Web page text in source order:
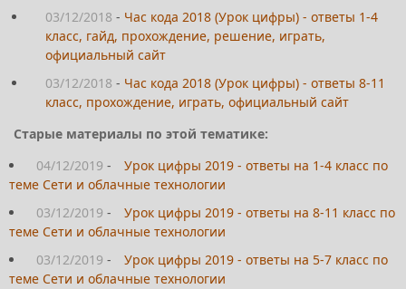
03/12/2018 - Час кода 2018 (Урок цифры) - ответы 1-4
класс, гайд, прохождение, решение, играть,
официальный сайт
03/12/2018 - Час кода 2018 (Урок цифры) - ответы 8-11
класс, прохождение, играть, официальный сайт
Старые материалы по этой тематике:
04/12/2019 -
Урок цифры 2019 - ответы на 1-4 класс по
теме Сети и облачные технологии
03/12/2019 -
Урок цифры 2019 - ответы на 8-11 класс по
теме Сети и облачные технологии
03/12/2019 -
Урок цифры 2019 - ответы на 5-7 класс по
теме Сети и облачные технологии